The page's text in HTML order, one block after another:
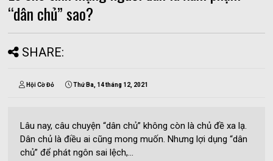
“dân chủ” sao?
SHARE:
Hội Cờ Đỏ Thứ Ba, 14 tháng 12, 2021
Lâu nay, câu chuyện “dân chủ” không còn là chủ đề xa lạ.
Dân chủ là điều ai cũng mong muốn. Nhưng lợi dụng “dân
chủ” để phát ngôn sai lệch,...